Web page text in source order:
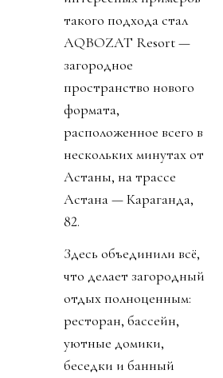
такого подхода стал
AQBOZAT Resort —
загородное
пространство нового
формата,
расположенное всего в
нескольких минутах от
Астаны, на трассе
Астана — Караганда,
82.
Здесь объединили всё,
что делает загородный
отдых полноценным:
ресторан, бассейн,
уютные домики,
беседки и банный